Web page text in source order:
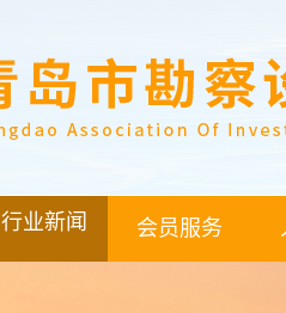
行业新闻 会员服务